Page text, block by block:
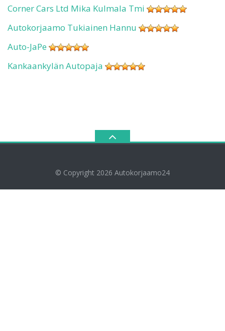
Corner Cars Ltd Mika Kulmala Tmi
Autokorjaamo Tukiainen Hannu
Auto-JaPe
Kankaankylän Autopaja
© Copyright 2026 Autokorjaamo24